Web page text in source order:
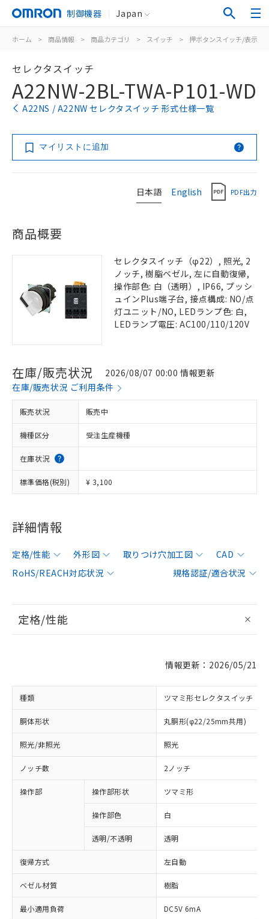
制御機器 Japan
ホーム > 商品情報 > 商品カテゴリ > スイッチ > 押ボタンスイッチ/表示灯
セレクタスイッチ
A22NW-2BL-TWA-P101-WD
A22NS / A22NW セレクタスイッチ 形式仕様一覧
マイリストに追加
日本語 English PDF出力
商品概要
セレクタスイッチ（φ22）, 照光, 2
ノッチ, 樹脂ベゼル, 左に自動復帰,
操作部色: 白（透明）, IP66, プッシ
ュインPlus端子台, 接点構成: NO/点
灯ユニット/NO, LEDランプ色: 白,
LEDランプ電圧: AC100/110/120V
在庫/販売状況
2026/08/07 00:00 情報更新
在庫/販売状況 ご利用条件
販売状況 販売中
機種区分 受注生産機種
在庫状況
標準価格(税別) ¥ 3,100
詳細情報
定格/性能 外形図 取りつけ穴加工図
CAD
RoHS/REACH対応状況
規格認証/適合状況
定格/性能
情報更新：2026/05/21
種類 ツマミ形セレクタスイッチ
胴体形状 丸胴形(φ22/25mm共用)
照光/非照光 照光
ノッチ数 2ノッチ
操作部 操作部形状 ツマミ形
操作部色 白
透明/不透明 透明
復帰方式 左自動
ベゼル材質 樹脂
最小適用負荷 DC5V 6mA